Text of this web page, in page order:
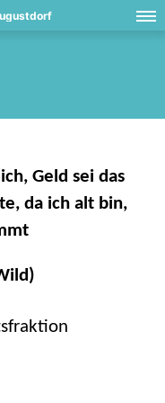
Geld sei das
da ich alt bin,